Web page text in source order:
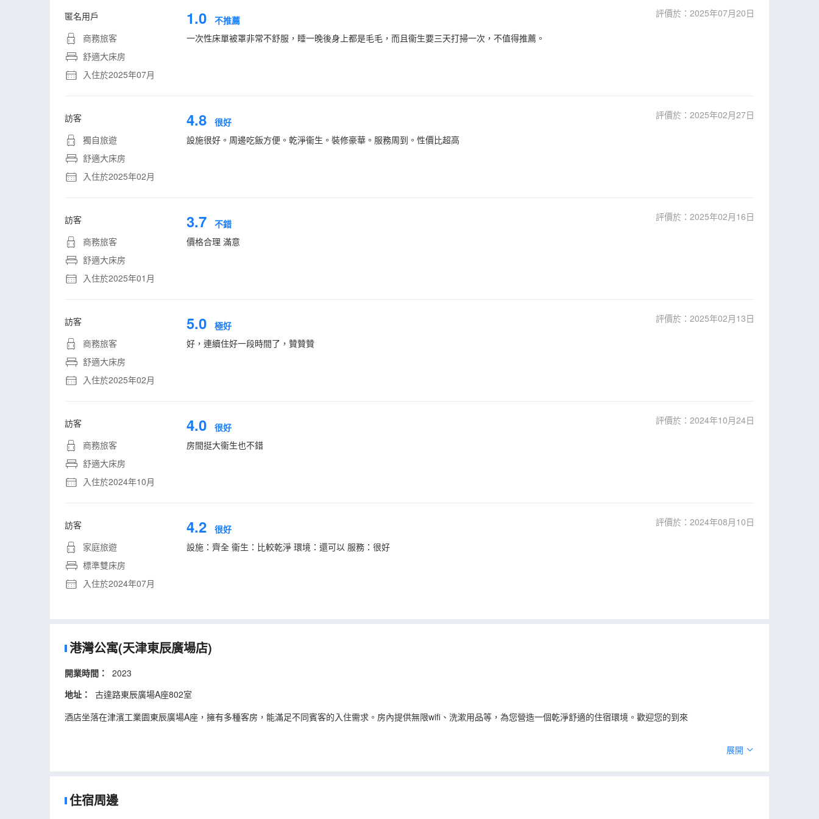
匿名用戶
商務旅客
舒適大床房
入住於2025年07月
1.0 不推薦
評價於：2025年07月20日
一次性床單被罩非常不舒服，睡一晚後身上都是毛毛，而且衞生要三天打掃一次，不值得推薦。
訪客
獨自旅遊
舒適大床房
入住於2025年02月
4.8 很好
評價於：2025年02月27日
設施很好。周邊吃飯方便。乾淨衞生。裝修豪華。服務周到。性價比超高
訪客
商務旅客
舒適大床房
入住於2025年01月
3.7 不錯
評價於：2025年02月16日
價格合理 滿意
訪客
商務旅客
舒適大床房
入住於2025年02月
5.0 極好
評價於：2025年02月13日
好，連續住好一段時間了，贊贊贊
訪客
商務旅客
舒適大床房
入住於2024年10月
4.0 很好
評價於：2024年10月24日
房間挺大衞生也不錯
訪客
家庭旅遊
標準雙床房
入住於2024年07月
4.2 很好
評價於：2024年08月10日
設施：齊全 衞生：比較乾淨 環境：還可以 服務：很好
港灣公寓(天津東辰廣場店)
開業時間：
2023
地址：
古達路東辰廣場A座802室
酒店坐落在津濱工業園東辰廣場A座，擁有多種客房，能滿足不同賓客的入住需求。房內提供無限wifi、洗漱用品等，為您營造一個乾淨舒適的住宿環境。歡迎您的到來
展開
住宿周邊